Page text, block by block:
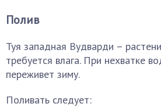
Полив
Туя западная Вудварди –
требуется влага. При нехватке
переживет зиму.
Поливать следует: